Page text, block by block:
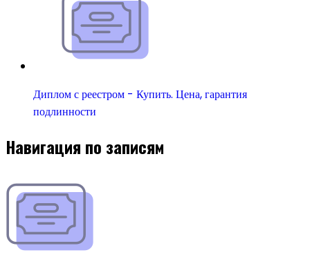
Диплом с реестром - Купить. Цена, гарантия
подлинности
Навигация по записям